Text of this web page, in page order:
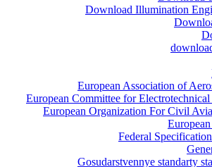
Download Illumination
European Association of
European Committee for
European Organization For Civil
Federal
Gosudarstvennye standarty